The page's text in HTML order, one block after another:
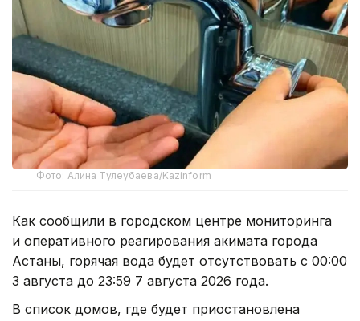
Фото: Алина Тулеубаева/Kazinform
Как сообщили в городском центре мониторинга
и оперативного реагирования акимата города
Астаны, горячая вода будет отсутствовать с 00:00
3 августа до 23:59 7 августа 2026 года.
В список домов, где будет приостановлена